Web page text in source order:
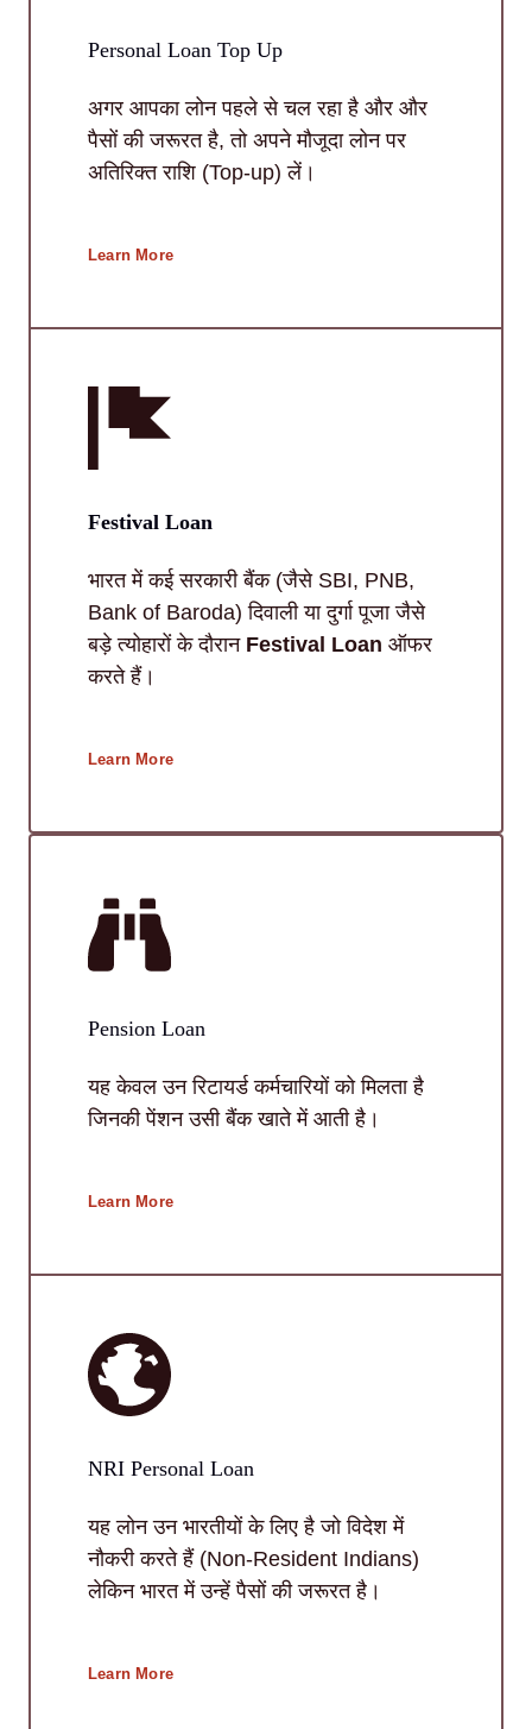
Personal Loan Top Up
अगर आपका लोन पहले से चल रहा है और और
पैसों की जरूरत है, तो अपने मौजूदा लोन पर
अतिरिक्त राशि (Top-up) लें।
Learn More
Festival Loan
भारत में कई सरकारी बैंक (जैसे SBI, PNB,
Bank of Baroda) दिवाली या दुर्गा पूजा जैसे
बड़े त्योहारों के दौरान Festival Loan ऑफर
करते हैं।
Learn More
Pension Loan
यह केवल उन रिटायर्ड कर्मचारियों को मिलता है
जिनकी पेंशन उसी बैंक खाते में आती है।
Learn More
NRI Personal Loan
यह लोन उन भारतीयों के लिए है जो विदेश में
नौकरी करते हैं (Non-Resident Indians)
लेकिन भारत में उन्हें पैसों की जरूरत है।
Learn More